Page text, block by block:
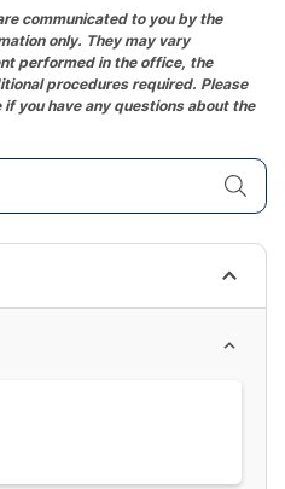
communicated to you by the
only. They may vary
performed in the office, the
procedures required. Please
you have any questions about the